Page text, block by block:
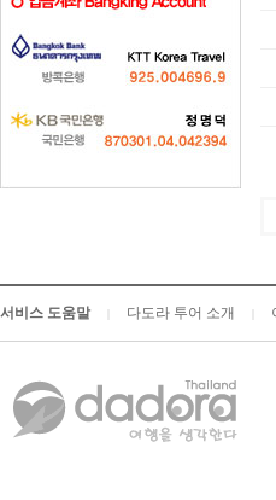
서비스 도움말 다도라 투어 소개